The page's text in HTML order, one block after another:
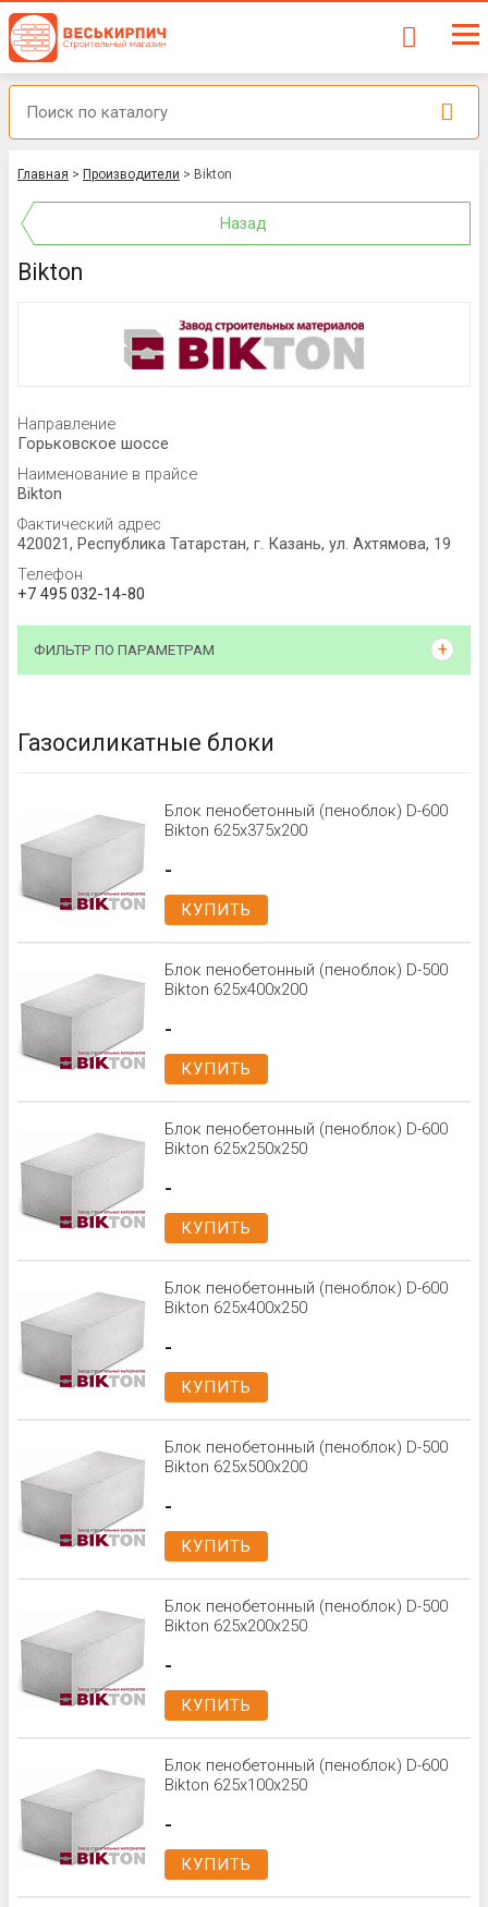
Главная > Производители > Bikton
Назад
Bikton
Направление
Горьковское шоссе
Наименование в прайсе
Bikton
Фактический адрес
420021, Республика Татарстан, г. Казань, ул. Ахтямова, 19
Телефон
+7 495 032-14-80
ФИЛЬТР ПО ПАРАМЕТРАМ
Газосиликатные блоки
Блок пенобетонный (пеноблок) D-600
Bikton 625x375x200
-
КУПИТЬ
Блок пенобетонный (пеноблок) D-500
Bikton 625x400x200
-
КУПИТЬ
Блок пенобетонный (пеноблок) D-600
Bikton 625x250x250
-
КУПИТЬ
Блок пенобетонный (пеноблок) D-600
Bikton 625x400x250
-
КУПИТЬ
Блок пенобетонный (пеноблок) D-500
Bikton 625x500x200
-
КУПИТЬ
Блок пенобетонный (пеноблок) D-500
Bikton 625x200x250
-
КУПИТЬ
Блок пенобетонный (пеноблок) D-600
Bikton 625x100x250
-
КУПИТЬ